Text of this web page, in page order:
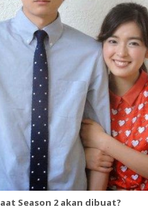
Season 2 akan dibuat?